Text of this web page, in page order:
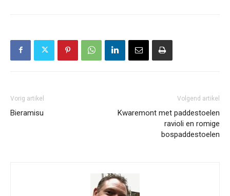
Vorig artikel
Bieramisu
Volgend artikel
Kwaremont met paddestoelen
ravioli en romige
bospaddestoelen